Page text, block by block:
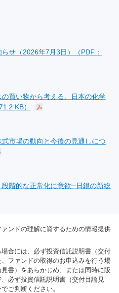
せ（2026年7月3日）（PDF：
買い物から考える、日本の化学
KB）
市場の動向と今後の見通しにつ
階的な正常化に意欲─日銀の新総
ンドの理解に資するための情報提供
合には、必ず投資信託説明書（交付
ファンドの取得のお申込みを行う場
書）をあらかじめ、または同時に販
必ず投資信託説明書（交付目論見
ご判断ください。